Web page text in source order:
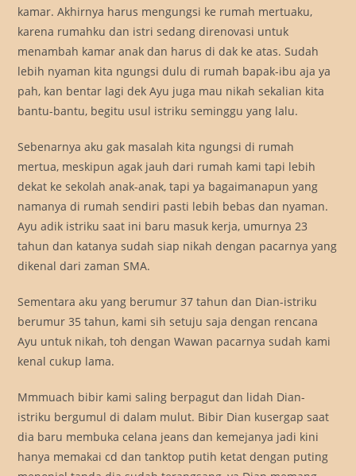
kamar. Akhirnya harus mengungsi ke rumah mertuaku,
karena rumahku dan istri sedang direnovasi untuk
menambah kamar anak dan harus di dak ke atas. Sudah
lebih nyaman kita ngungsi dulu di rumah bapak-ibu aja ya
pah, kan bentar lagi dek Ayu juga mau nikah sekalian kita
bantu-bantu, begitu usul istriku seminggu yang lalu.
Sebenarnya aku gak masalah kita ngungsi di rumah
mertua, meskipun agak jauh dari rumah kami tapi lebih
dekat ke sekolah anak-anak, tapi ya bagaimanapun yang
namanya di rumah sendiri pasti lebih bebas dan nyaman.
Ayu adik istriku saat ini baru masuk kerja, umurnya 23
tahun dan katanya sudah siap nikah dengan pacarnya yang
dikenal dari zaman SMA.
Sementara aku yang berumur 37 tahun dan Dian-istriku
berumur 35 tahun, kami sih setuju saja dengan rencana
Ayu untuk nikah, toh dengan Wawan pacarnya sudah kami
kenal cukup lama.
Mmmuach bibir kami saling berpagut dan lidah Dian-
istriku bergumul di dalam mulut. Bibir Dian kusergap saat
dia baru membuka celana jeans dan kemejanya jadi kini
hanya memakai cd dan tanktop putih ketat dengan puting